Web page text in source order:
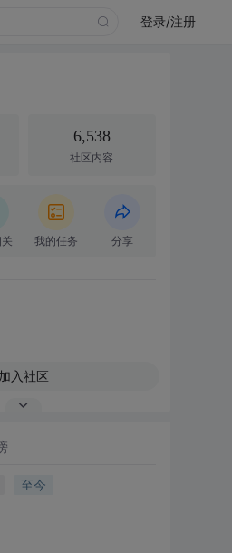
登录/注册
6,538
社区内容
我的任务 分享
加入社区
至今